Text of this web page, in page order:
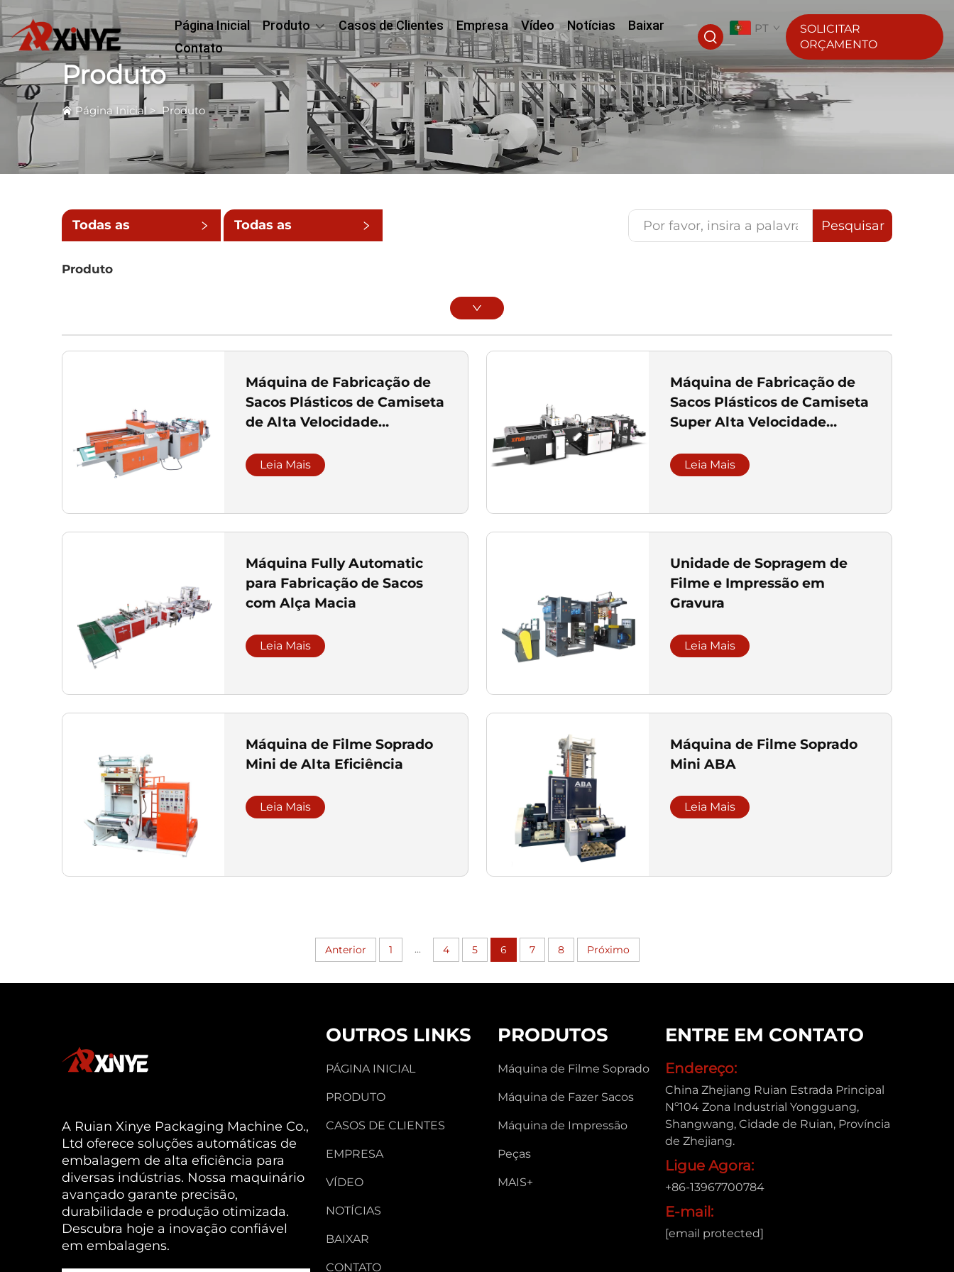
Página Inicial Produto Casos de Clientes Empresa Vídeo Notícias
Baixar
Contato
PT
SOLICITAR
ORÇAMENTO
Produto
Página Inicial > Produto
Todas as Todas as Pesquisar
Produto
Máquina de Fabricação de
Sacos Plásticos de Camiseta
de Alta Velocidade
Dupla Linha
Leia Mais
Máquina de Fabricação de
Sacos Plásticos de Camiseta
Super Alta Velocidade
Dupla Linha
Leia Mais
Máquina Fully Automatic
para Fabricação de Sacos
com Alça Macia
Leia Mais
Unidade de Sopragem de
Filme e Impressão em
Gravura
Leia Mais
Máquina de Filme Soprado
Mini de Alta Eficiência
Leia Mais
Máquina de Filme Soprado
Mini ABA
Leia Mais
Anterior 1 ... 4 5 6 7 8 Próximo
A Ruian Xinye Packaging Machine Co.,
Ltd oferece soluções automáticas de
embalagem de alta eficiência para
diversas indústrias. Nossa maquinário
avançado garante precisão,
durabilidade e produção otimizada.
Descubra hoje a inovação confiável
em embalagens.
OUTROS LINKS
PÁGINA INICIAL
PRODUTO
CASOS DE CLIENTES
EMPRESA
VÍDEO
NOTÍCIAS
BAIXAR
CONTATO
PRODUTOS
Máquina de Filme Soprado
Máquina de Fazer Sacos
Máquina de Impressão
Peças
MAIS+
ENTRE EM CONTATO
Endereço:
China Zhejiang Ruian Estrada Principal
Nº104 Zona Industrial Yongguang,
Shangwang, Cidade de Ruian, Província
de Zhejiang.
Ligue Agora:
+86-13967700784
E-mail:
[email protected]